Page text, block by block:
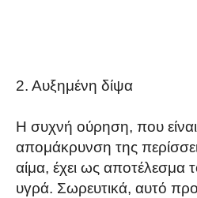
2. Αυξημένη δίψα
Η συχνή ούρηση, που
απομάκρυνση της
αίμα, έχει ως αποτέλεσμα
υγρά. Σωρευτικά, αυτό